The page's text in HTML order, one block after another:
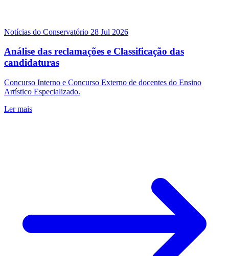
Notícias do Conservatório 28 Jul 2026
Análise das reclamações e Classificação das
candidaturas
Concurso Interno e Concurso Externo de docentes do Ensino
Artístico Especializado.
Ler mais